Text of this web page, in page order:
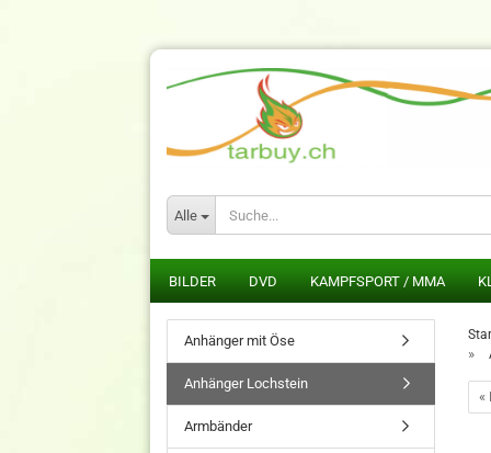
Alle
BILDER DVD KAMPFSPORT / MMA
»
«
Anhänger mit Öse
Anhänger Lochstein
Armbänder